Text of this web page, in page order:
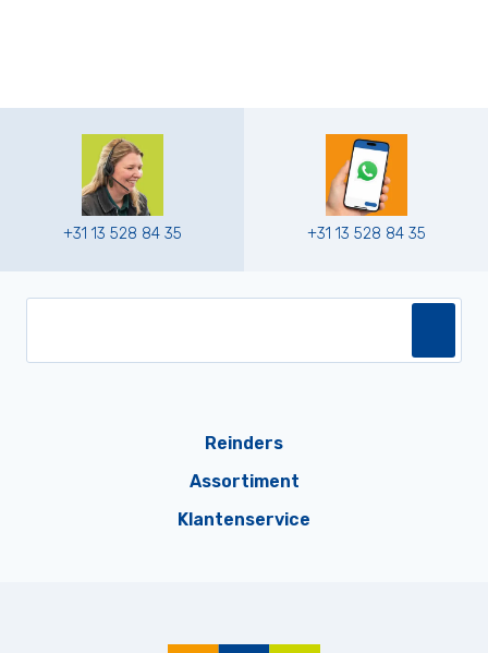
+31 13 528 84 35 +31 13 528 84 35
Reinders
Assortiment
Klantenservice